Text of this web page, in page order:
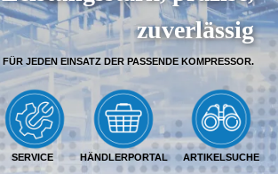
FÜR JEDEN EINSATZ DER PASSENDE KOMPRESSOR.
SERVICE
zuverlässig
HÄNDLERPORTAL ARTIKELSUCHE